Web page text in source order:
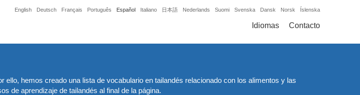
English Deutsch Français Português Español Italiano 日本語 Nederlands Suomi Svenska Dansk Norsk Íslenska
Idiomas Contacto
hemos creado una lista de vocabulario en tailandés relacionado con los alimentos y las
de aprendizaje de tailandés al final de la página.